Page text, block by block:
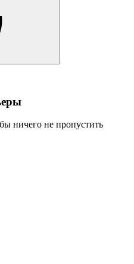
ничего не пропустить